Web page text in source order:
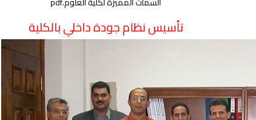
تأسيس نظام جودة داخلي بالكلية